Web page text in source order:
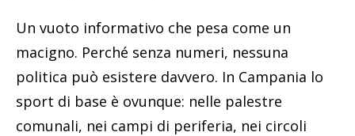
Un vuoto informativo che pesa come un
macigno. Perché senza numeri, nessuna
politica può esistere davvero. In Campania lo
sport di base è ovunque: nelle palestre
comunali, nei campi di periferia, nei circoli